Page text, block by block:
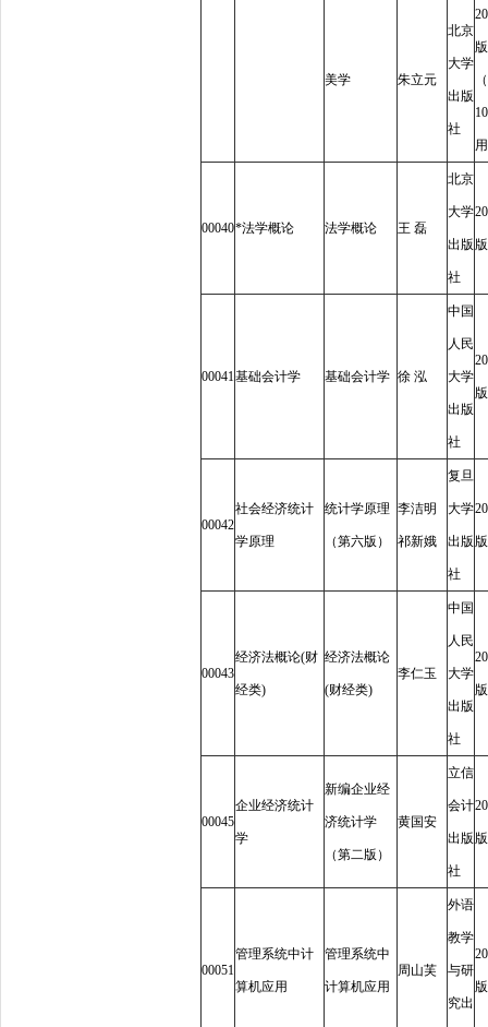
美学 朱立元
北京
大学
出版
社
版
10
00040*法学概论 法学概论 王 磊
北京
大学
出版
社
版
00041基础会计学 基础会计学 徐 泓
中国
人民
大学
出版
社
版
00042
社会经济统计
学原理
统计学原理
（第六版）
李洁明
祁新娥
复旦
大学
出版
社
版
00043
经济法概论(财
经类)
经济法概论
(财经类)
李仁玉
中国
人民
大学
出版
社
版
00045
企业经济统计
学
新编企业经
济统计学
（第二版）
黄国安
立信
会计
出版
社
版
00051
管理系统中计
算机应用
管理系统中
计算机应用
周山芙
外语
教学
与研
究出
版